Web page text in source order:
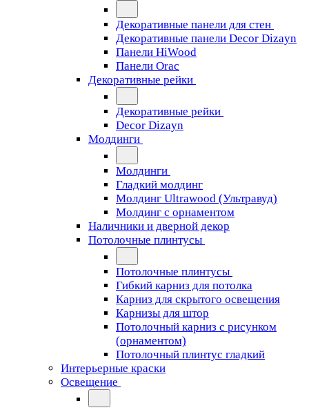
Декоративные панели для стен
Декоративные панели Decor Dizayn
Панели HiWood
Панели Orac
Декоративные рейки
Декоративные рейки
Decor Dizayn
Молдинги
Молдинги
Гладкий молдинг
Молдинг Ultrawood (Ультравуд)
Молдинг с орнаментом
Наличники и дверной декор
Потолочные плинтусы
Потолочные плинтусы
Гибкий карниз для потолка
Карниз для скрытого освещения
Карнизы для штор
Потолочный карниз с рисунком
(орнаментом)
Потолочный плинтус гладкий
Интерьерные краски
Освещение